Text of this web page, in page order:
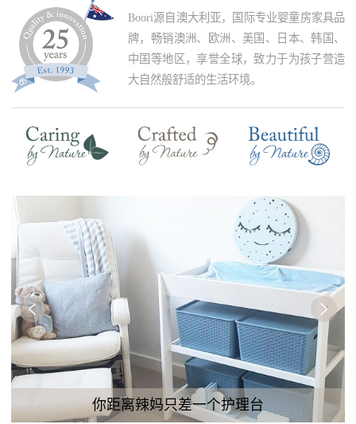
Boori源自澳大利亚，国际专业婴童房家具品
牌，畅销澳洲、欧洲、美国、日本、韩国、
中国等地区，享誉全球，致力于为孩子营造
大自然般舒适的生活环境。
你距离辣妈只差一个护理台